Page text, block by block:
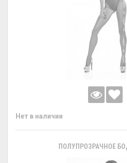
Нет в наличии
ПОЛУПРОЗРАЧНОЕ